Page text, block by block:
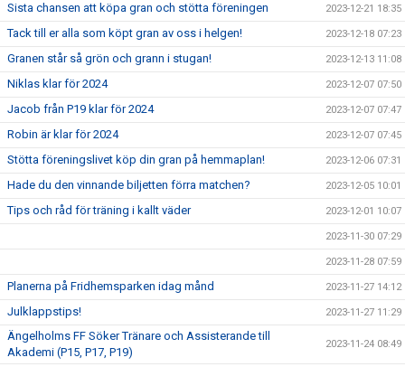
Sista chansen att köpa gran och stötta föreningen 2023-12-21 18:35
Tack till er alla som köpt gran av oss i helgen! 2023-12-18 07:23
Granen står så grön och grann i stugan! 2023-12-13 11:08
Niklas klar för 2024 2023-12-07 07:50
Jacob från P19 klar för 2024 2023-12-07 07:47
Robin är klar för 2024 2023-12-07 07:45
Stötta föreningslivet köp din gran på hemmaplan! 2023-12-06 07:31
Hade du den vinnande biljetten förra matchen? 2023-12-05 10:01
Tips och råd för träning i kallt väder 2023-12-01 10:07
2023-11-30 07:29
2023-11-28 07:59
Planerna på Fridhemsparken idag månd 2023-11-27 14:12
Julklappstips! 2023-11-27 11:29
Ängelholms FF Söker Tränare och Assisterande till
Akademi (P15, P17, P19)
2023-11-24 08:49